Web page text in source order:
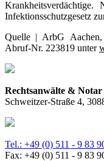
Infektionsschutzgesetz
Quelle | ArbG
Abruf-Nr. 223819 unter
Rechtsanwälte &
Schweitzer-Straße 4,
Tel.: +49 (0) 511 - 9 83
Fax: +49 (0) 511 - 9 83